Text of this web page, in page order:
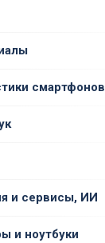
смартфонов
и сервисы, ИИ
и ноутбуки